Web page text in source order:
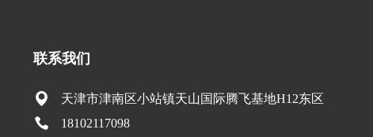
联系我们
天津市津南区小站镇天山国际腾飞基地H12东区
18102117098